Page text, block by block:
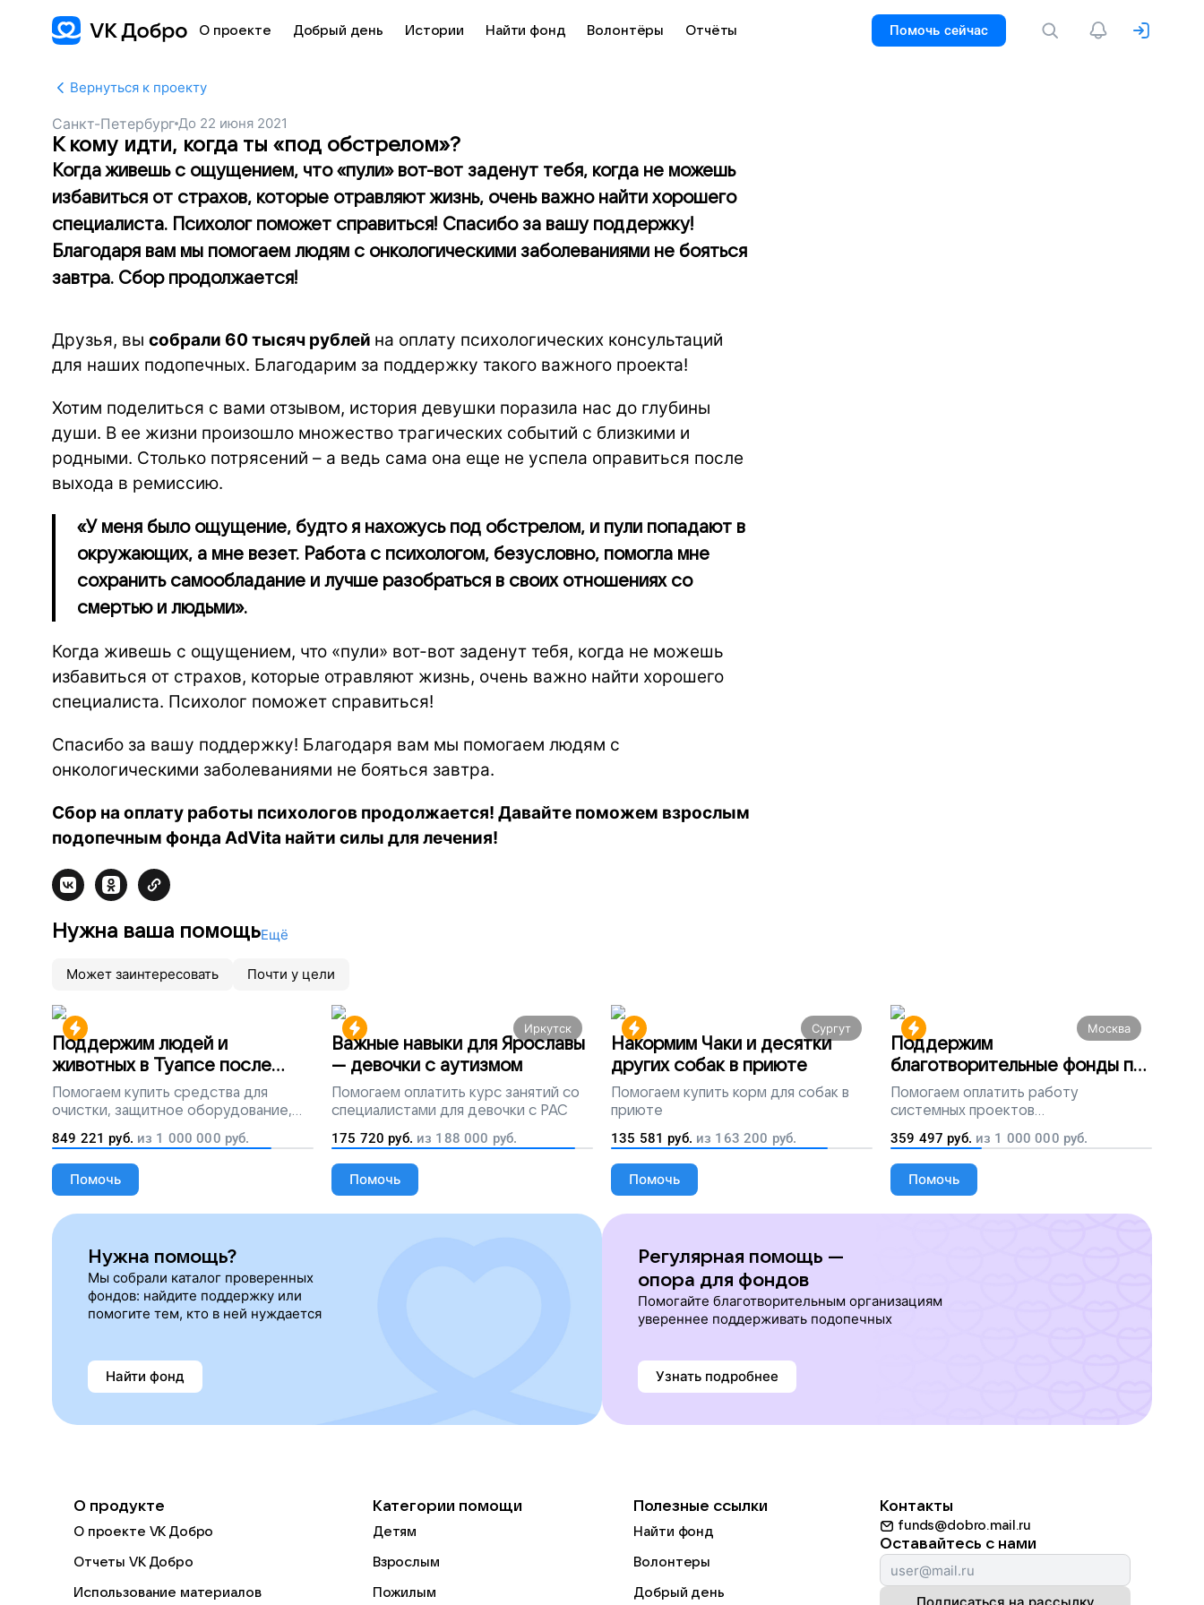
О проекте Добрый день Истории Найти фонд Волонтёры Отчёты Помочь сейчас
Вернуться к проекту
Санкт-Петербург До 22 июня 2021
К кому идти, когда ты «под обстрелом»?
Когда живешь с ощущением, что «пули» вот-вот заденут тебя, когда не можешь
избавиться от страхов, которые отравляют жизнь, очень важно найти хорошего
специалиста. Психолог поможет справиться! Спасибо за вашу поддержку!
Благодаря вам мы помогаем людям с онкологическими заболеваниями не бояться
завтра. Сбор продолжается!
Друзья, вы собрали 60 тысяч рублей на оплату психологических консультаций
для наших подопечных. Благодарим за поддержку такого важного проекта!
Хотим поделиться с вами отзывом, история девушки поразила нас до глубины
души. В ее жизни произошло множество трагических событий с близкими и
родными. Столько потрясений – а ведь сама она еще не успела оправиться после
выхода в ремиссию.
«У меня было ощущение, будто я нахожусь под обстрелом, и пули попадают в
окружающих, а мне везет. Работа с психологом, безусловно, помогла мне
сохранить самообладание и лучше разобраться в своих отношениях со
смертью и людьми».
Когда живешь с ощущением, что «пули» вот-вот заденут тебя, когда не можешь
избавиться от страхов, которые отравляют жизнь, очень важно найти хорошего
специалиста. Психолог поможет справиться!
Спасибо за вашу поддержку! Благодаря вам мы помогаем людям с
онкологическими заболеваниями не бояться завтра.
Сбор на оплату работы психологов продолжается! Давайте поможем взрослым
подопечным фонда AdVita найти силы для лечения!
Нужна ваша помощьЕщё
Может заинтересовать Почти у цели
Поддержим людей и
животных в Туапсе после
разлива мазута
Помогаем купить средства для
очистки, защитное оборудование,
лекарства, корм и предметы первой
необходимости
849 221 руб. из 1 000 000 руб.
Помочь
Иркутск
Важные навыки для Ярославы
— девочки с аутизмом
Помогаем оплатить курс занятий со
специалистами для девочки с РАС
175 720 руб. из 188 000 руб.
Помочь
Сургут
Накормим Чаки и десятки
других собак в приюте
Помогаем купить корм для собак в
приюте
135 581 руб. из 163 200 руб.
Помочь
Москва
Поддержим
благотворительные фонды по
всей России
Помогаем оплатить работу
системных проектов
благотворительных организаций
359 497 руб. из 1 000 000 руб.
Помочь
Нужна помощь?
Мы собрали каталог проверенных
фондов: найдите поддержку или
помогите тем, кто в ней нуждается
Найти фонд
Регулярная помощь —
опора для фондов
Помогайте благотворительным организациям
увереннее поддерживать подопечных
Узнать подробнее
О продукте
О проекте VK Добро
Отчеты VK Добро
Использование материалов
Категории помощи
Детям
Взрослым
Пожилым
Полезные ссылки
Найти фонд
Волонтеры
Добрый день
Контакты
funds@dobro.mail.ru
Оставайтесь с нами